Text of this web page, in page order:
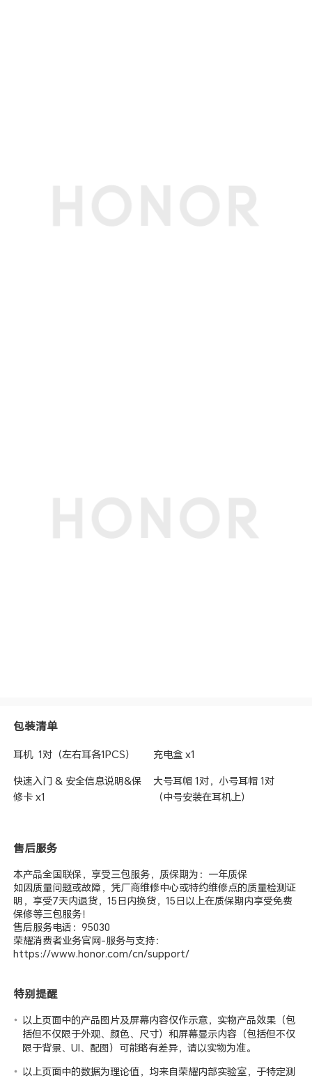
包装清单
耳机 1对（左右耳各1PCS） 充电盒 x1
快速入门 & 安全信息说明&保
修卡 x1
大号耳帽 1对，小号耳帽 1对
（中号安装在耳机上）
售后服务
本产品全国联保，享受三包服务，质保期为：一年质保
如因质量问题或故障，凭厂商维修中心或特约维修点的质量检测证
明，享受7天内退货，15日内换货，15日以上在质保期内享受免费
保修等三包服务！
售后服务电话：95030
荣耀消费者业务官网-服务与支持：
https://www.honor.com/cn/support/
特别提醒
以上页面中的产品图片及屏幕内容仅作示意，实物产品效果（包
括但不仅限于外观、颜色、尺寸）和屏幕显示内容（包括但不仅
限于背景、UI、配图）可能略有差异，请以实物为准。
以上页面中的数据为理论值，均来自荣耀内部实验室，于特定测